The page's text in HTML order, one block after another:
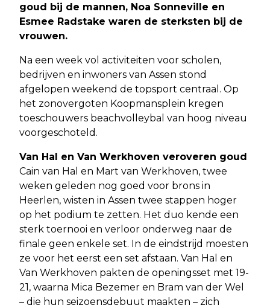
goud bij de mannen, Noa Sonneville en
Esmee Radstake waren de sterksten bij de
vrouwen.
Na een week vol activiteiten voor scholen,
bedrijven en inwoners van Assen stond
afgelopen weekend de topsport centraal. Op
het zonovergoten Koopmansplein kregen
toeschouwers beachvolleybal van hoog niveau
voorgeschoteld.
Van Hal en Van Werkhoven veroveren goud
Cain van Hal en Mart van Werkhoven, twee
weken geleden nog goed voor brons in
Heerlen, wisten in Assen twee stappen hoger
op het podium te zetten. Het duo kende een
sterk toernooi en verloor onderweg naar de
finale geen enkele set. In de eindstrijd moesten
ze voor het eerst een set afstaan. Van Hal en
Van Werkhoven pakten de openingsset met 19-
21, waarna Mica Bezemer en Bram van der Wel
– die hun seizoensdebuut maakten – zich